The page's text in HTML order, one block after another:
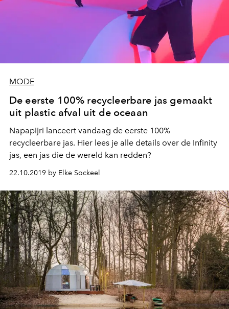
MODE
De eerste 100% recycleerbare jas gemaakt
uit plastic afval uit de oceaan
Napapijri lanceert vandaag de eerste 100%
recycleerbare jas. Hier lees je alle details over de Infinity
jas, een jas die de wereld kan redden?
22.10.2019 by Elke Sockeel